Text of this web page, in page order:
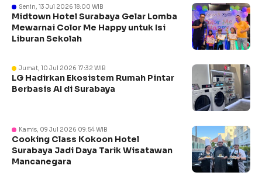
Senin, 13 Jul 2026 18:00 WIB
Midtown Hotel Surabaya Gelar Lomba
Mewarnai Color Me Happy untuk Isi
Liburan Sekolah
Jumat, 10 Jul 2026 17:32 WIB
LG Hadirkan Ekosistem Rumah Pintar
Berbasis AI di Surabaya
Kamis, 09 Jul 2026 09:54 WIB
Cooking Class Kokoon Hotel
Surabaya Jadi Daya Tarik Wisatawan
Mancanegara